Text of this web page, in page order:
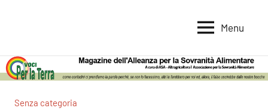
per
la
Terra
per
la
Alimentare
Menu
Senza categoria